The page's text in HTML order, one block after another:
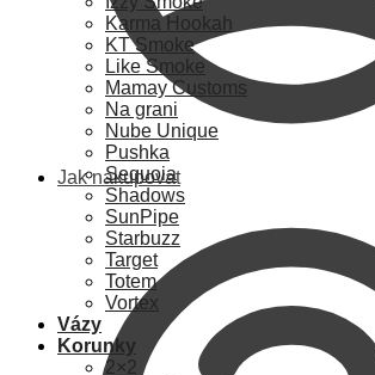
Jak nakupovat
Karma Hookah
KT Smoke
Like Smoke
Mamay Customs
Na grani
Nube Unique
Pushka
Sequoia
Shadows
SunPipe
Starbuzz
Target
Totem
Vortex
Vázy
Korunky
2×2